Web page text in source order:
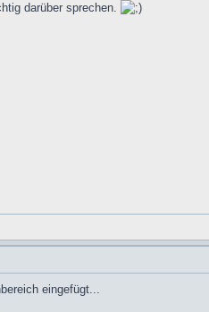
darüber sprechen.
eingefügt...